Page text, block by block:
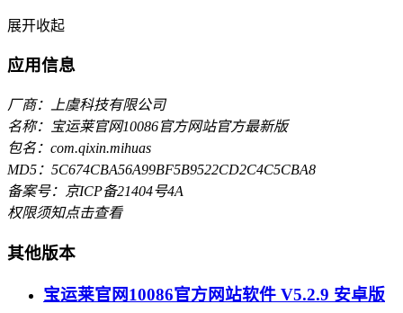
展开收起
应用信息
厂商：上虞科技有限公司
名称：宝运莱官网10086官方网站官方最新版
包名：com.qixin.mihuas
MD5：5C674CBA56A99BF5B9522CD2C4C5CBA8
备案号：京ICP备21404号4A
权限须知点击查看
其他版本
宝运莱官网10086官方网站软件 V5.2.9 安卓版